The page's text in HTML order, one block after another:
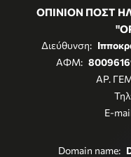
ΟΠΙΝΙΟΝ ΠΟΣΤ
Διεύθυνση:
ΑΦΜ:
ΑΡ.
E-
Domain name: